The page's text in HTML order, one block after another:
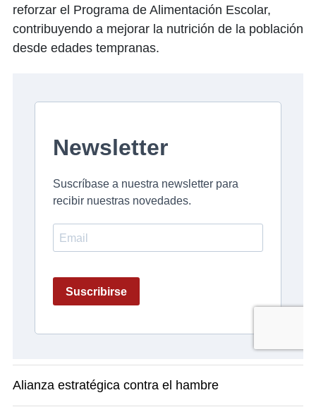
reforzar el Programa de Alimentación Escolar,
contribuyendo a mejorar la nutrición de la población
desde edades tempranas.
Alianza estratégica contra el hambre